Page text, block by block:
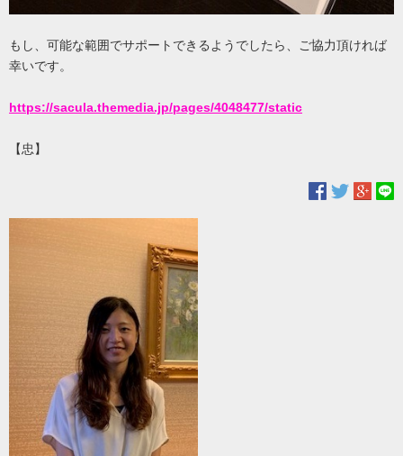
もし、可能な範囲でサポートできるようでしたら、ご協力頂ければ
幸いです。
https://sacula.themedia.jp/pages/4048477/static
【忠】